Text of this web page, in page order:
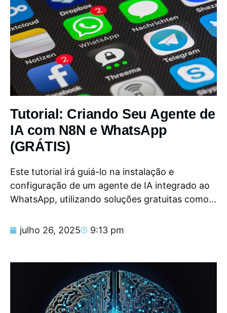
Tutorial: Criando Seu Agente de
IA com N8N e WhatsApp
(GRÁTIS)
Este tutorial irá guiá-lo na instalação e
configuração de um agente de IA integrado ao
WhatsApp, utilizando soluções gratuitas como...
julho 26, 2025 9:13 pm